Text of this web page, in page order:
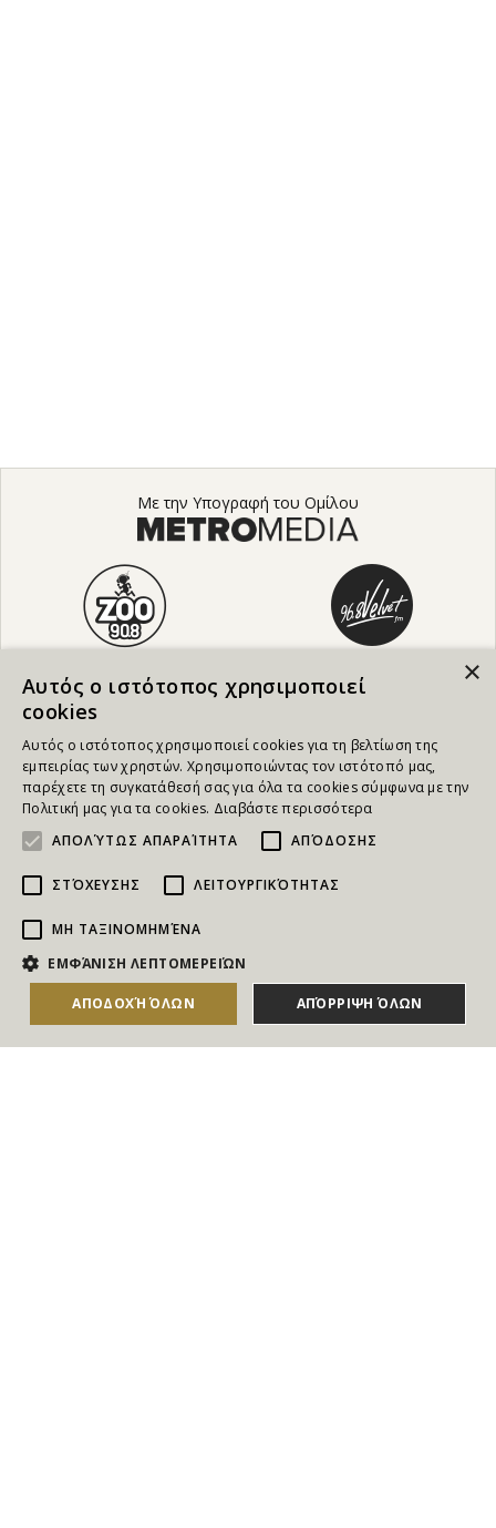
ΑΓΟΡΑΣΕ ΤΟ
Με την Υπογραφή του Ομίλου
NEWSLETTER
Για να ενημερώνεστε άμεσα για τους Διαγωνισμούς, τα
Δώρα, τις Νέες Προσφορές & τις Νέες Δωροεπιταγές
×
Αυτός ο ιστότοπος χρησιμοποιεί
cookies
Αυτός ο ιστότοπος χρησιμοποιεί cookies για τη βελτίωση της
εμπειρίας των χρηστών. Χρησιμοποιώντας τον ιστότοπό μας,
παρέχετε τη συγκατάθεσή σας για όλα τα cookies σύμφωνα με την
Πολιτική μας για τα cookies. Διαβάστε περισσότερα
ΑΠΟΛΎΤΩΣ ΑΠΑΡΑΊΤΗΤΑ
ΑΠΌΔΟΣΗΣ
ΣΤΌΧΕΥΣΗΣ ΛΕΙΤΟΥΡΓΙΚΌΤΗΤΑΣ
ΜΗ ΤΑΞΙΝΟΜΗΜΈΝΑ
ΕΜΦΆΝΙΣΗ ΛΕΠΤΟΜΕΡΕΙΏΝ
ΑΠΟΔΟΧΉ ΌΛΩΝ ΑΠΌΡΡΙΨΗ ΌΛΩΝ